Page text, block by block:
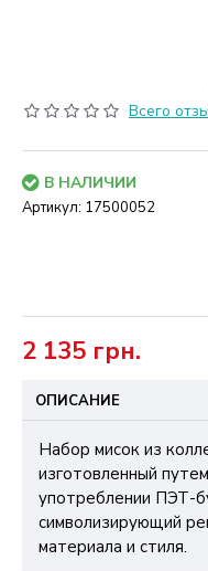
Всего
2 135 грн.
В НАЛИЧИИ
Артикул: 17500052
ОПИСАНИЕ
Набор мисок из
изготовленный
употреблении ПЭТ-
символизирующий
материала и стиля.